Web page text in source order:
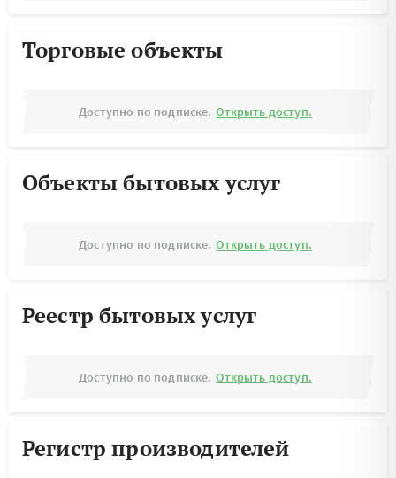
Торговые объекты
Доступно по подписке. Открыть доступ.
Объекты бытовых услуг
Доступно по подписке. Открыть доступ.
Реестр бытовых услуг
Доступно по подписке. Открыть доступ.
Регистр производителей